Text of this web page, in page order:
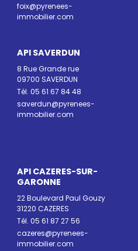
foix@pyrenees-
immobilier.com
API SAVERDUN
8 Rue Grande rue
09700 SAVERDUN
Tél. 05 61 67 84 48
saverdun@pyrenees-
immobilier.com
API CAZERES-SUR-
GARONNE
22 Boulevard Paul Gouzy
31220 CAZERES
Tél. 05 61 87 27 56
cazeres@pyrenees-
immobilier.com